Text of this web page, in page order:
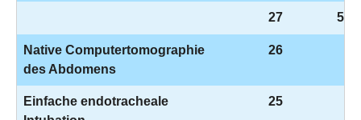
27 5-
Native Computertomographie
des Abdomens
26
Einfache endotracheale
25